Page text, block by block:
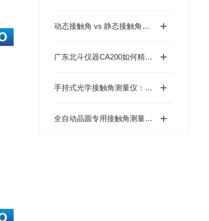
动态接触角 vs 静态接触角：你的研发项目到底该测哪一个？
广东北斗仪器CA200如何精准量化塑料表面的亲水与疏水行为？
手持式光学接触角测量仪：提高现场检测效率的新工具
全自动晶圆专用接触角测量仪在表面能研究中的应用